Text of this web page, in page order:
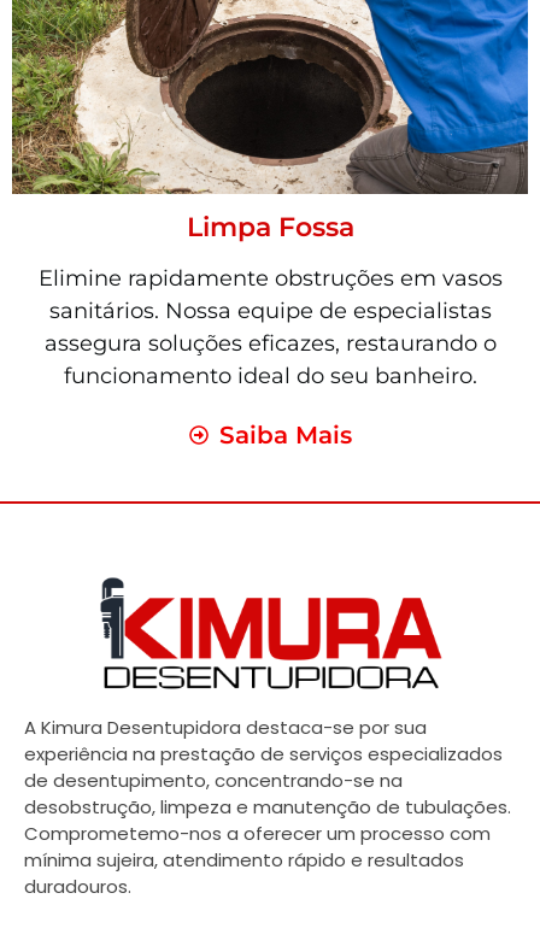
Limpa Fossa
Elimine rapidamente obstruções em vasos
sanitários. Nossa equipe de especialistas
assegura soluções eficazes, restaurando o
funcionamento ideal do seu banheiro.
Saiba Mais
A Kimura Desentupidora destaca-se por sua
experiência na prestação de serviços especializados
de desentupimento, concentrando-se na
desobstrução, limpeza e manutenção de tubulações.
Comprometemo-nos a oferecer um processo com
mínima sujeira, atendimento rápido e resultados
duradouros.